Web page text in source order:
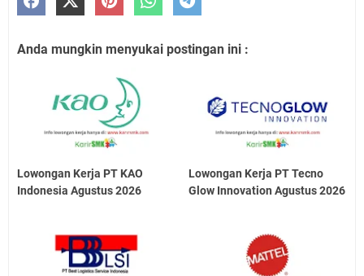
Anda mungkin menyukai postingan ini :
Lowongan Kerja PT KAO
Indonesia Agustus 2026
Lowongan Kerja PT Tecno
Glow Innovation Agustus 2026